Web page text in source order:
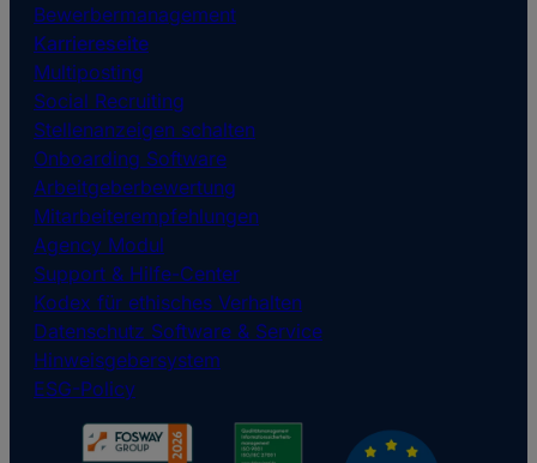
Bewerbermanagement
Karriereseite
Multiposting
Social Recruiting
Stellenanzeigen schalten
Onboarding Software
Arbeitgeberbewertung
Mitarbeiterempfehlungen
Agency Modul
Support & Hilfe-Center
Kodex für ethisches Verhalten
Datenschutz Software & Service
Hinweisgebersystem
ESG-Policy